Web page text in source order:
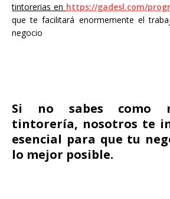
tintorerias en https://gadesl.com/
que te facilitará enormemente el
negocio
Si no sabes como
tintorería, nosotros te
esencial para que tu
lo mejor posible.